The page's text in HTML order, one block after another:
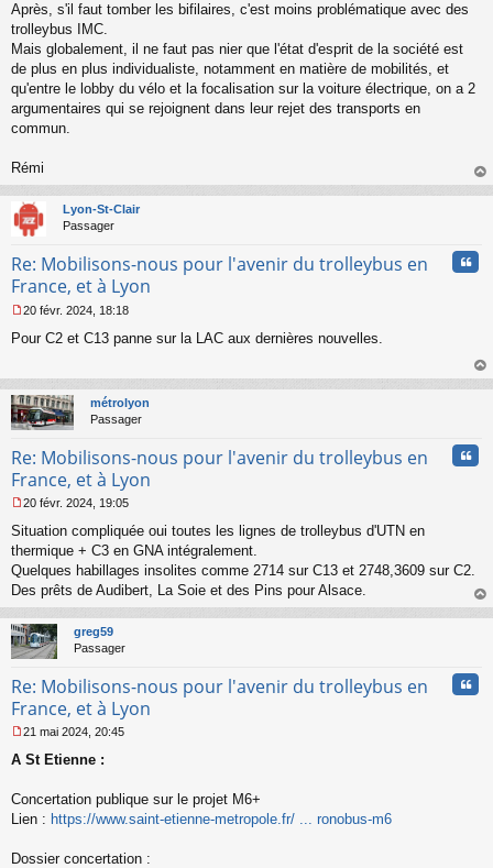
u
Après, s'il faut tomber les bifilaires, c'est moins problématique avec des
trolleybus IMC.
Mais globalement, il ne faut pas nier que l'état d'esprit de la société est
de plus en plus individualiste, notamment en matière de mobilités, et
qu'entre le lobby du vélo et la focalisation sur la voiture électrique, on a 2
argumentaires qui se rejoignent dans leur rejet des transports en
commun.
Rémi
au
Lyon-St-Clair
Passager
Re: Mobilisons-nous pour l'avenir du trolleybus en
France, et à Lyon
e
a
g
e
o
u
20 févr. 2024, 18:18
Pour C2 et C13 panne sur la LAC aux dernières nouvelles.
au
métrolyon
Passager
Re: Mobilisons-nous pour l'avenir du trolleybus en
France, et à Lyon
e
s
g
n
o
u
20 févr. 2024, 19:05
Situation compliquée oui toutes les lignes de trolleybus d'UTN en
thermique + C3 en GNA intégralement.
Quelques habillages insolites comme 2714 sur C13 et 2748,3609 sur C2.
Des prêts de Audibert, La Soie et des Pins pour Alsace.
au
greg59
Passager
Re: Mobilisons-nous pour l'avenir du trolleybus en
France, et à Lyon
e
s
g
n
21 mai 2024, 20:45
A St Etienne :
Concertation publique sur le projet M6+
Lien : https://www.saint-etienne-metropole.fr/ ... ronobus-m6
Dossier concertation :